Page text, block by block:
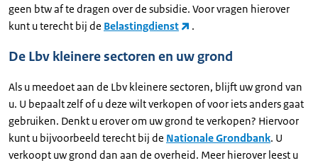
geen btw af te dragen over de subsidie. Voor vragen hierover
kunt u terecht bij de Belastingdienst .
De Lbv kleinere sectoren en uw grond
Als u meedoet aan de Lbv kleinere sectoren, blijft uw grond van
u. U bepaalt zelf of u deze wilt verkopen of voor iets anders gaat
gebruiken. Denkt u erover om uw grond te verkopen? Hiervoor
kunt u bijvoorbeeld terecht bij de Nationale Grondbank. U
verkoopt uw grond dan aan de overheid. Meer hierover leest u